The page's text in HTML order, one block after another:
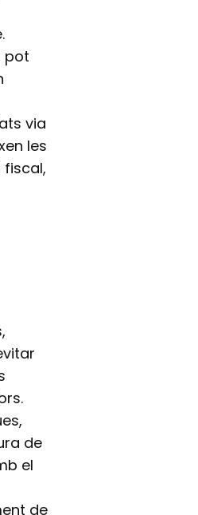
pot
via
les
fiscal,
de
el
de